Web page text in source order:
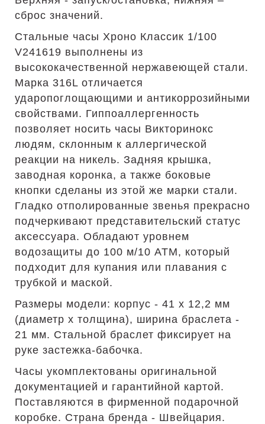
сброс значений.
Стальные часы Хроно Классик 1/100
V241619 выполнены из
высококачественной нержавеющей стали.
Марка 316L отличается
ударопоглощающими и антикоррозийными
свойствами. Гиппоаллергенность
позволяет носить часы Викторинокс
людям, склонным к аллергической
реакции на никель. Задняя крышка,
заводная коронка, а также боковые
кнопки сделаны из этой же марки стали.
Гладко отполированные звенья прекрасно
подчеркивают представительский статус
аксессуара. Обладают уровнем
водозащиты до 100 м/10 АТМ, который
подходит для купания или плавания с
трубкой и маской.
Размеры модели: корпус - 41 х 12,2 мм
(диаметр х толщина), ширина браслета -
21 мм. Стальной браслет фиксирует на
руке застежка-бабочка.
Часы укомплектованы оригинальной
документацией и гарантийной картой.
Поставляются в фирменной подарочной
коробке. Страна бренда - Швейцария.